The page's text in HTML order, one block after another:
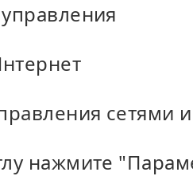
сетями
нажмите